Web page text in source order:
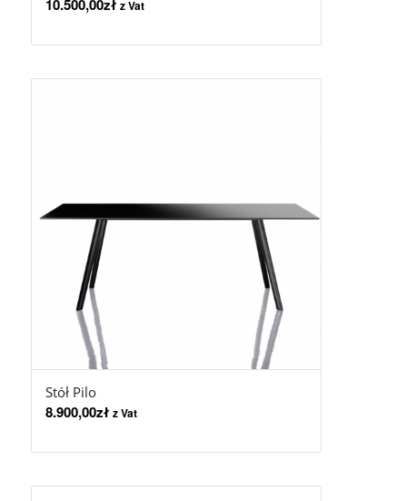
10.500,00zł z Vat
Stół Pilo
8.900,00zł z Vat